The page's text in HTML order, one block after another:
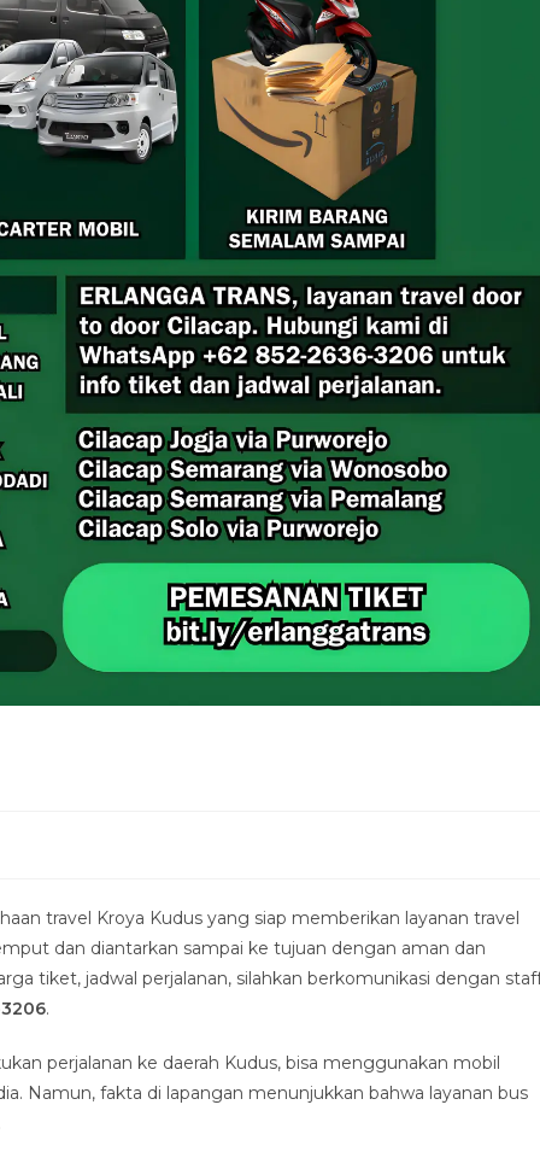
travel Kroya Kudus yang siap memberikan layanan travel
dan diantarkan sampai ke tujuan dengan aman dan
tiket, jadwal perjalanan, silahkan berkomunikasi dengan
.
perjalanan ke daerah Kudus, bisa menggunakan mobil
Namun, fakta di lapangan menunjukkan bahwa layanan bus